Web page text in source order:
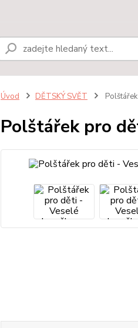
Úvod DĚTSKÝ SVĚT
Polštářek pro